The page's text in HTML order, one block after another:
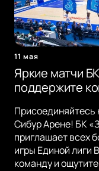
11 мая
Яркие матчи
поддержите
Присоединяйтесь
Сибур Арене! БК
приглашает всех
игры Единой
команду и